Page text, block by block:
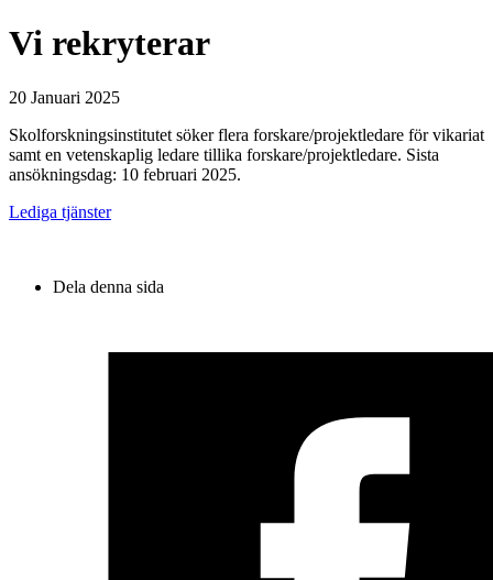
Vi rekryterar
20 Januari 2025
Skolforskningsinstitutet söker flera forskare/projektledare för vikariat
samt en vetenskaplig ledare tillika forskare/projektledare. Sista
ansökningsdag: 10 februari 2025.
Lediga tjänster
Dela denna sida